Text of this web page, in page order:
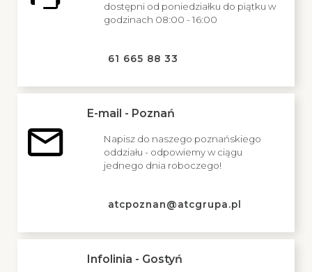
dostępni od poniedziałku do piątku w
godzinach 08:00 - 16:00
61 665 88 33
E-mail - Poznań
Napisz do naszego poznańskiego
oddziału - odpowiemy w ciągu
jednego dnia roboczego!
atcpoznan@atcgrupa.pl
Infolinia - Gostyń